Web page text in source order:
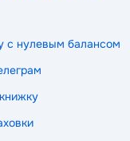
с нулевым балансом